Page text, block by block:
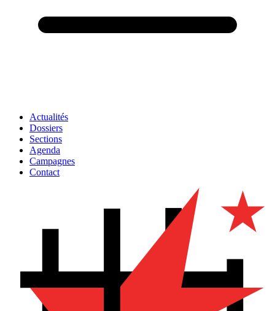
Actualités
Dossiers
Sections
Agenda
Campagnes
Contact